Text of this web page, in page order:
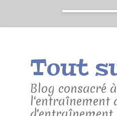
Blog consacré
l'entraînement